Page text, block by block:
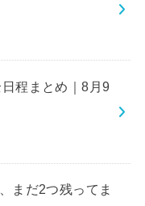
程まとめ｜8月9
まだ2つ残ってま